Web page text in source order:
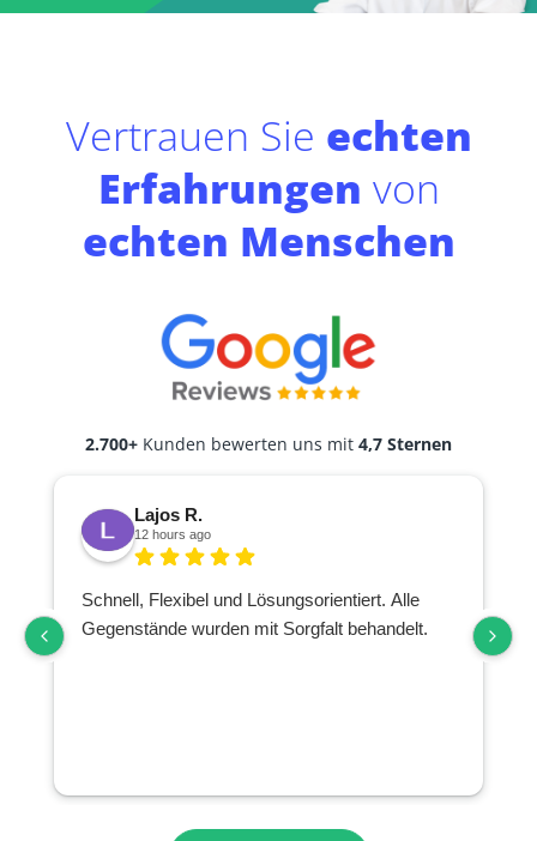
Vertrauen Sie echten
Erfahrungen von
echten Menschen
2.700+ Kunden bewerten uns mit 4,7 Sternen
Lajos R.
12 hours ago
Schnell, Flexibel und Lösungsorientiert. Alle
Gegenstände wurden mit Sorgfalt behandelt.